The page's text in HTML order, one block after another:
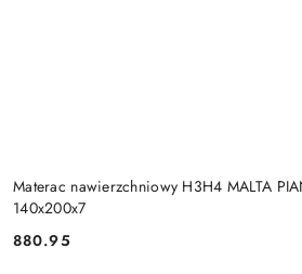
Materac nawierzchniowy H3H4 MALTA
140x200x7
Cena:
880.95